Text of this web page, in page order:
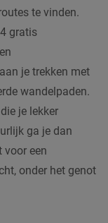
te vinden.
gratis
je trekken met
wandelpaden.
je lekker
ga je dan
voor een
onder het genot